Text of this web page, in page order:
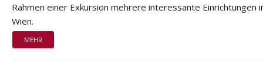
Rahmen einer Exkursion mehrere interessante Einrichtungen
Wien.
MEHR